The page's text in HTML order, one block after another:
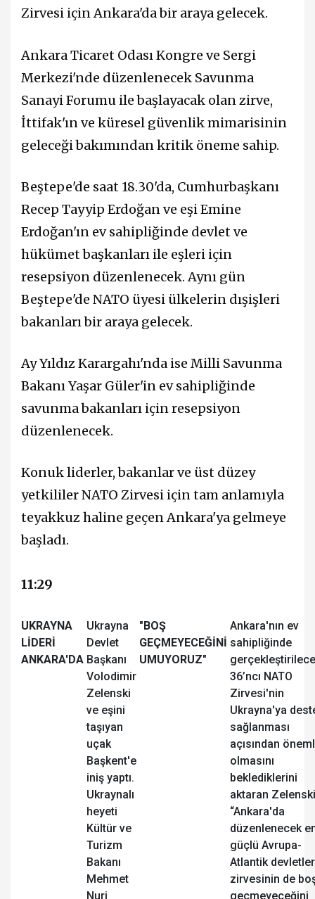
Zirvesi için Ankara'da bir araya gelecek.
Ankara Ticaret Odası Kongre ve Sergi
Merkezi'nde düzenlenecek Savunma
Sanayi Forumu ile başlayacak olan zirve,
İttifak'ın ve küresel güvenlik mimarisinin
geleceği bakımından kritik öneme sahip.
Beştepe'de saat 18.30'da, Cumhurbaşkanı
Recep Tayyip Erdoğan ve eşi Emine
Erdoğan'ın ev sahipliğinde devlet ve
hükümet başkanları ile eşleri için
resepsiyon düzenlenecek. Aynı gün
Beştepe'de NATO üyesi ülkelerin dışişleri
bakanları bir araya gelecek.
Ay Yıldız Karargahı'nda ise Milli Savunma
Bakanı Yaşar Güler'in ev sahipliğinde
savunma bakanları için resepsiyon
düzenlenecek.
Konuk liderler, bakanlar ve üst düzey
yetkililer NATO Zirvesi için tam anlamıyla
teyakkuz haline geçen Ankara'ya gelmeye
başladı.
11:29
UKRAYNA
LİDERİ
ANKARA'DA
Ukrayna
Devlet
Başkanı
Volodimir
Zelenski
ve eşini
taşıyan
uçak
Başkent'e
iniş yaptı.
Ukraynalı
heyeti
Kültür ve
Turizm
Bakanı
Mehmet
Nuri
"BOŞ
GEÇMEYECEĞİNİ
UMUYORUZ"
Ankara'nın ev
sahipliğinde
36’ncı ⁠NATO
Zirvesi'nin
Ukrayna'ya
sağlanması
açısından
olmasını
beklediklerini
aktaran
“Ankara'da
düzenlenecek
güçlü Avrupa-
Atlantik
zirvesinin de
geçmeyeceğini